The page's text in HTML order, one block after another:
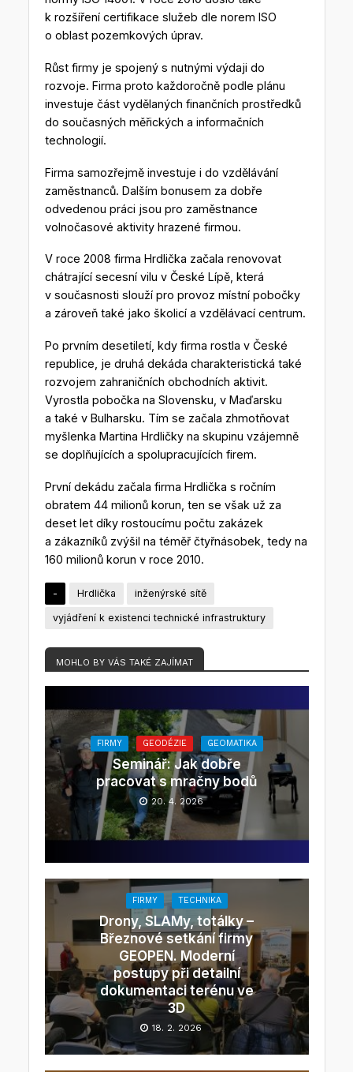
k rozšíření certifikace služeb dle norem ISO
o oblast pozemkových úprav.
Růst firmy je spojený s nutnými výdaji do
rozvoje. Firma proto každoročně podle plánu
investuje část vydělaných finančních prostředků
do současných měřických a informačních
technologií.
Firma samozřejmě investuje i do vzdělávání
zaměstnanců. Dalším bonusem za dobře
odvedenou práci jsou pro zaměstnance
volnočasové aktivity hrazené firmou.
V roce 2008 firma Hrdlička začala renovovat
chátrající secesní vilu v České Lípě, která
v současnosti slouží pro provoz místní pobočky
a zároveň také jako školicí a vzdělávací centrum.
Po prvním desetiletí, kdy firma rostla v České
republice, je druhá dekáda charakteristická také
rozvojem zahraničních obchodních aktivit.
Vyrostla pobočka na Slovensku, v Maďarsku
a také v Bulharsku. Tím se začala zhmotňovat
myšlenka Martina Hrdličky na skupinu vzájemně
se doplňujících a spolupracujících firem.
První dekádu začala firma Hrdlička s ročním
obratem 44 milionů korun, ten se však už za
deset let díky rostoucímu počtu zakázek
a zákazníků zvýšil na téměř čtyřnásobek, tedy na
160 milionů korun v roce 2010.
- Hrdlička inženýrské sítě
vyjádření k existenci technické infrastruktury
MOHLO BY VÁS TAKÉ ZAJÍMAT
FIRMY GEODÉZIE GEOMATIKA
Seminář: Jak dobře
pracovat s mračny bodů
20. 4. 2026
FIRMY TECHNIKA
Drony, SLAMy, totálky –
Březnové setkání firmy
GEOPEN. Moderní
postupy při detailní
dokumentaci terénu ve
3D
18. 2. 2026